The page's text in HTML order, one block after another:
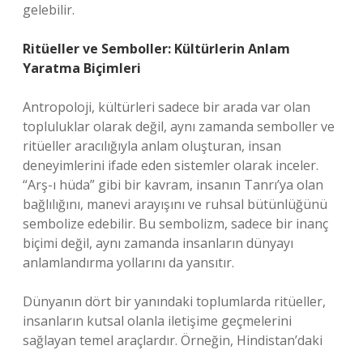
gelebilir.
Ritüeller ve Semboller: Kültürlerin Anlam
Yaratma Biçimleri
Antropoloji, kültürleri sadece bir arada var olan
topluluklar olarak değil, aynı zamanda semboller ve
ritüeller aracılığıyla anlam oluşturan, insan
deneyimlerini ifade eden sistemler olarak inceler.
“Arş-ı hüda” gibi bir kavram, insanın Tanrı’ya olan
bağlılığını, manevi arayışını ve ruhsal bütünlüğünü
sembolize edebilir. Bu sembolizm, sadece bir inanç
biçimi değil, aynı zamanda insanların dünyayı
anlamlandırma yollarını da yansıtır.
Dünyanın dört bir yanındaki toplumlarda ritüeller,
insanların kutsal olanla iletişime geçmelerini
sağlayan temel araçlardır. Örneğin, Hindistan’daki